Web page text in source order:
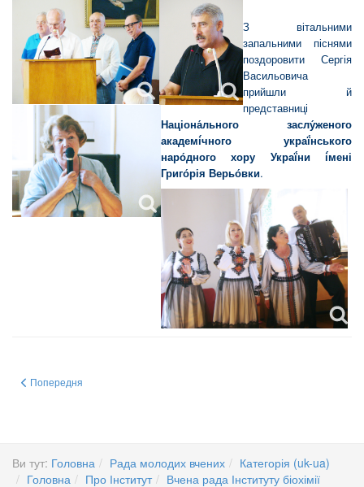
З вітальними
запальними піснями
поздоровити Сергія
Васильовича
прийшли й
представниці
Націона́льного заслу́женого
академі́чного украї́нського
наро́дного хору Украї́ни і́мені
Григо́рія Верьо́вки.
Попередня стаття: ЗАСІДАННЯ ВЧЕНОЇ РАДИ
Попередня
Ви тут: Головна Рада молодих вчених
Категорія (uk-ua)
Головна
Про Інститут Вчена рада Інституту біохімії